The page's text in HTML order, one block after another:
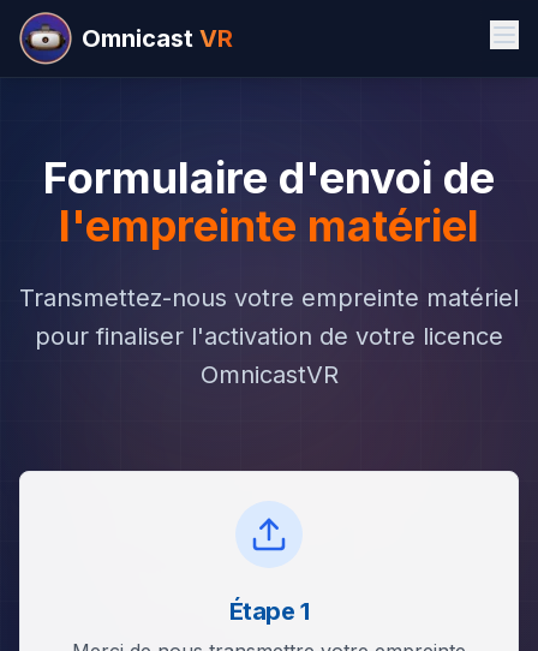
Omnicast VR
Formulaire d'envoi de
l'empreinte matériel
Transmettez-nous votre empreinte matériel
pour finaliser l'activation de votre licence
OmnicastVR
Étape 1